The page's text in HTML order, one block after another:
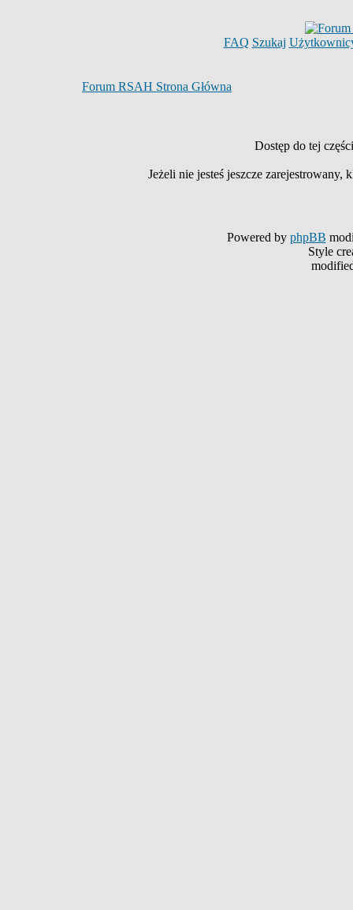
FAQ Szukaj
Forum RSAH Strona Główna
Dostęp do tej
Jeżeli nie jesteś jeszcze zarejestrowany,
Powered by phpBB
Style